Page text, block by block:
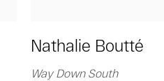
Nathalie Boutté
Way Down South